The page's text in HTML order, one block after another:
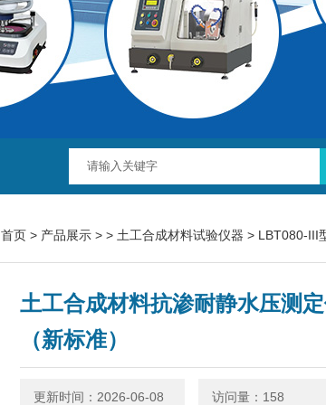
首页 > 产品展示 > > 土工合成材料试验仪器 > LBT080-III型土工合成材料抗渗耐静水压测定
土工合成材料抗渗耐静水压测
（新标准）
更新时间：2026-06-08 访问量：158